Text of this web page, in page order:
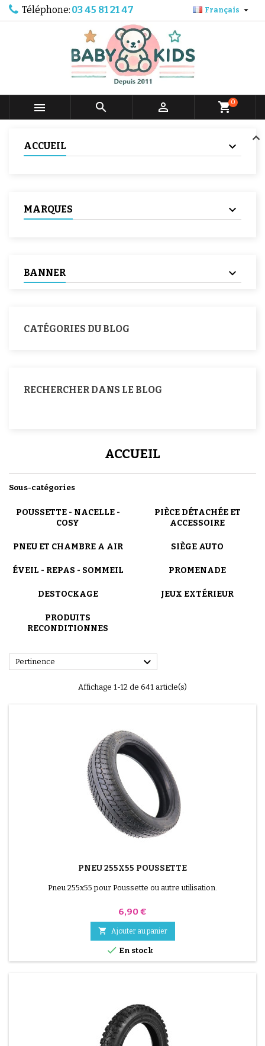
Téléphone: 03 45 81 21 47 Français 
   shopping_cart0
ACCUEIL
MARQUES
BANNER
CATÉGORIES DU BLOG
RECHERCHER DANS LE BLOG
ACCUEIL
Sous-catégories
POUSSETTE - NACELLE -
COSY
PIÈCE DÉTACHÉE ET
ACCESSOIRE
PNEU ET CHAMBRE A AIR SIÈGE AUTO
ÉVEIL - REPAS - SOMMEIL PROMENADE
DESTOCKAGE JEUX EXTÉRIEUR
PRODUITS
RECONDITIONNES
Pertinence 
Affichage 1-12 de 641 article(s)
PNEU 255X55 POUSSETTE
Pneu 255x55 pour Poussette ou autre utilisation.
Prix
6,90 €
 Ajouter au panier
 En stock